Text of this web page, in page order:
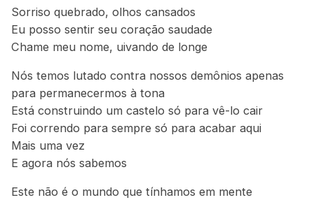
Sorriso quebrado, olhos cansados
Eu posso sentir seu coração saudade
Chame meu nome, uivando de longe
Nós temos lutado contra nossos demônios apenas
para permanecermos à tona
Está construindo um castelo só para vê-lo cair
Foi correndo para sempre só para acabar aqui
Mais uma vez
E agora nós sabemos
Este não é o mundo que tínhamos em mente